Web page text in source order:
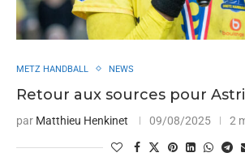
METZ HANDBALL NEWS
Retour aux sources pour
par Matthieu Henkinet 09/08/2025 2